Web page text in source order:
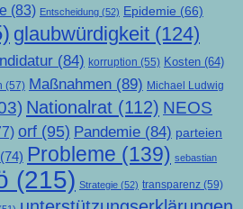
(83) Entscheidung (52) Epidemie (66)
glaubwürdigkeit (124)
(84) korruption (55) Kosten (64)
(57) Maßnahmen (89) Michael Ludwig
Nationalrat (112) NEOS
orf (95) Pandemie (84) parteien
(74) Probleme (139) sebastian
(215) Strategie (52) transparenz (59)